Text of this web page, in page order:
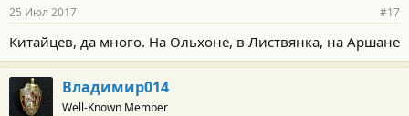
25 Июл 2017 #17
Китайцев, да много. На Ольхоне, в Листвянка, на Аршане
Владимир014
Well-Known Member